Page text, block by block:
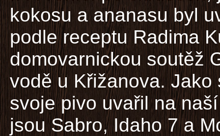
kokosu a ananasu byl
podle receptu Radima
domovarnickou soutěž
vodě u Křižanova.
svoje pivo uvařil na
jsou Sabro, Idaho 7 a